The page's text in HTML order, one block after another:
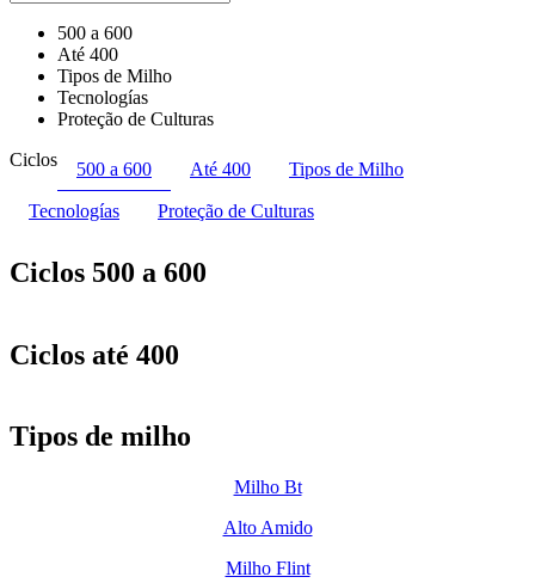
500 a 600
Até 400
Tipos de Milho
Tecnologías
Proteção de Culturas
Ciclos
500 a 600 Até 400 Tipos de Milho
Tecnologías Proteção de Culturas
Ciclos 500 a 600
Ciclos até 400
Tipos de milho
Milho Bt
Alto Amido
Milho Flint